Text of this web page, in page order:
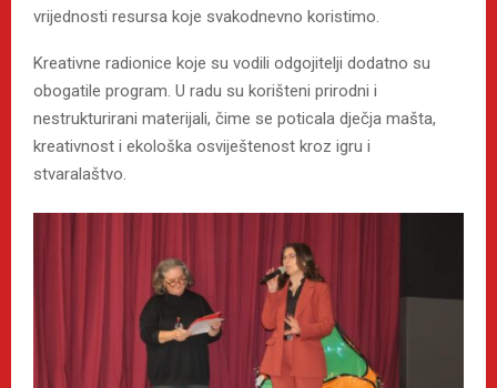
vrijednosti resursa koje svakodnevno koristimo.
Kreativne radionice koje su vodili odgojitelji dodatno su
obogatile program. U radu su korišteni prirodni i
nestrukturirani materijali, čime se poticala dječja mašta,
kreativnost i ekološka osviještenost kroz igru i
stvaralaštvo.